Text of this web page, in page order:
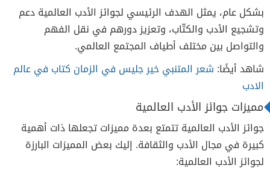
بشكل عام، يمثل الهدف الرئيسي لجوائز الأدب العالمية دعم
وتشجيع الأدب والكتّاب، وتعزيز دورهم في نقل الفهم
والتواصل بين مختلف أطياف المجتمع العالمي.
شاهد أيضًا: شعر المتنبي خير جليس في الزمان كتاب في عالم
الادب
مميزات جوائز الأدب العالمية
جوائز الأدب العالمية تتمتع بعدة مميزات تجعلها ذات أهمية
كبيرة في مجال الأدب والثقافة. إليك بعض المميزات البارزة
لجوائز الأدب العالمية: